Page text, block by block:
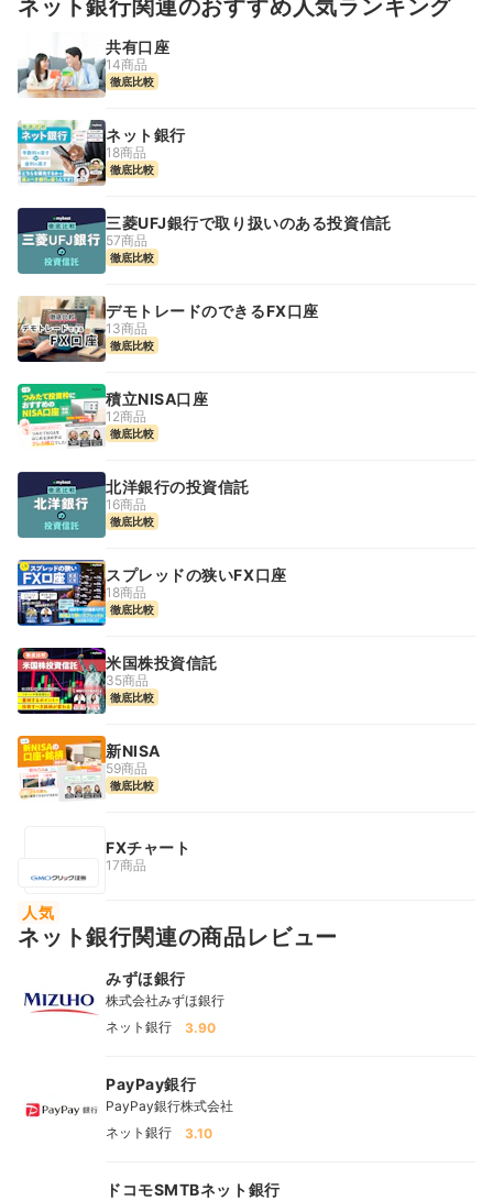
ネット銀行関連のおすすめ人気ランキング
共有口座
14商品
徹底比較
ネット銀行
18商品
徹底比較
三菱UFJ銀行で取り扱いのある投資信託
57商品
徹底比較
デモトレードのできるFX口座
13商品
徹底比較
積立NISA口座
12商品
徹底比較
北洋銀行の投資信託
16商品
徹底比較
スプレッドの狭いFX口座
18商品
徹底比較
米国株投資信託
35商品
徹底比較
新NISA
59商品
徹底比較
FXチャート
17商品
人気
ネット銀行関連の商品レビュー
みずほ銀行
株式会社みずほ銀行
ネット銀行
3.90
PayPay銀行
PayPay銀行株式会社
ネット銀行
3.10
ドコモSMTBネット銀行